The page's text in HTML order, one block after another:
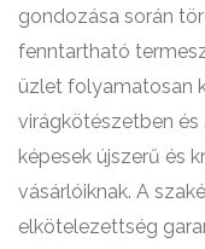
gondozása során
fenntartható
üzlet folyamatosan
virágkötészetben és
képesek újszerű és
vásárlóiknak. A
elkötelezettség